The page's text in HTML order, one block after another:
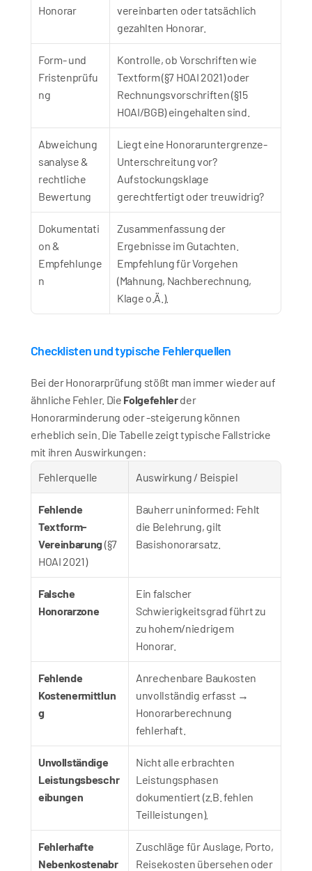
Honorar
vereinbarten oder tatsächlich
gezahlten Honorar.
Form- und
Fristenprüfu
ng
Kontrolle, ob Vorschriften wie
Textform (§7 HOAI 2021) oder
Rechnungsvorschriften (§15
HOAI/BGB) eingehalten sind.
Abweichung
sanalyse &
rechtliche
Bewertung
Liegt eine Honoraruntergrenze-
Unterschreitung vor?
Aufstockungsklage
gerechtfertigt oder treuwidrig?
Dokumentati
on &
Empfehlunge
n
Zusammenfassung der
Ergebnisse im Gutachten.
Empfehlung für Vorgehen
(Mahnung, Nachberechnung,
Klage o.Ä.).
Checklisten und typische Fehlerquellen
Bei der Honorarprüfung stößt man immer wieder auf
ähnliche Fehler. Die Folgefehler der
Honorarminderung oder -steigerung können
erheblich sein. Die Tabelle zeigt typische Fallstricke
mit ihren Auswirkungen:
Fehlerquelle
Auswirkung / Beispiel
Fehlende
Textform-
Vereinbarung (§7
HOAI 2021)
Bauherr uninformed: Fehlt
die Belehrung, gilt
Basishonorarsatz.
Falsche
Honorarzone
Ein falscher
Schwierigkeitsgrad führt zu
zu hohem/niedrigem
Honorar.
Fehlende
Kostenermittlun
g
Anrechenbare Baukosten
unvollständig erfasst →
Honorarberechnung
fehlerhaft.
Unvollständige
Leistungsbeschr
eibungen
Nicht alle erbrachten
Leistungsphasen
dokumentiert (z.B. fehlen
Teilleistungen).
Fehlerhafte
Nebenkostenabr
Zuschläge für Auslage, Porto,
Reisekosten übersehen oder